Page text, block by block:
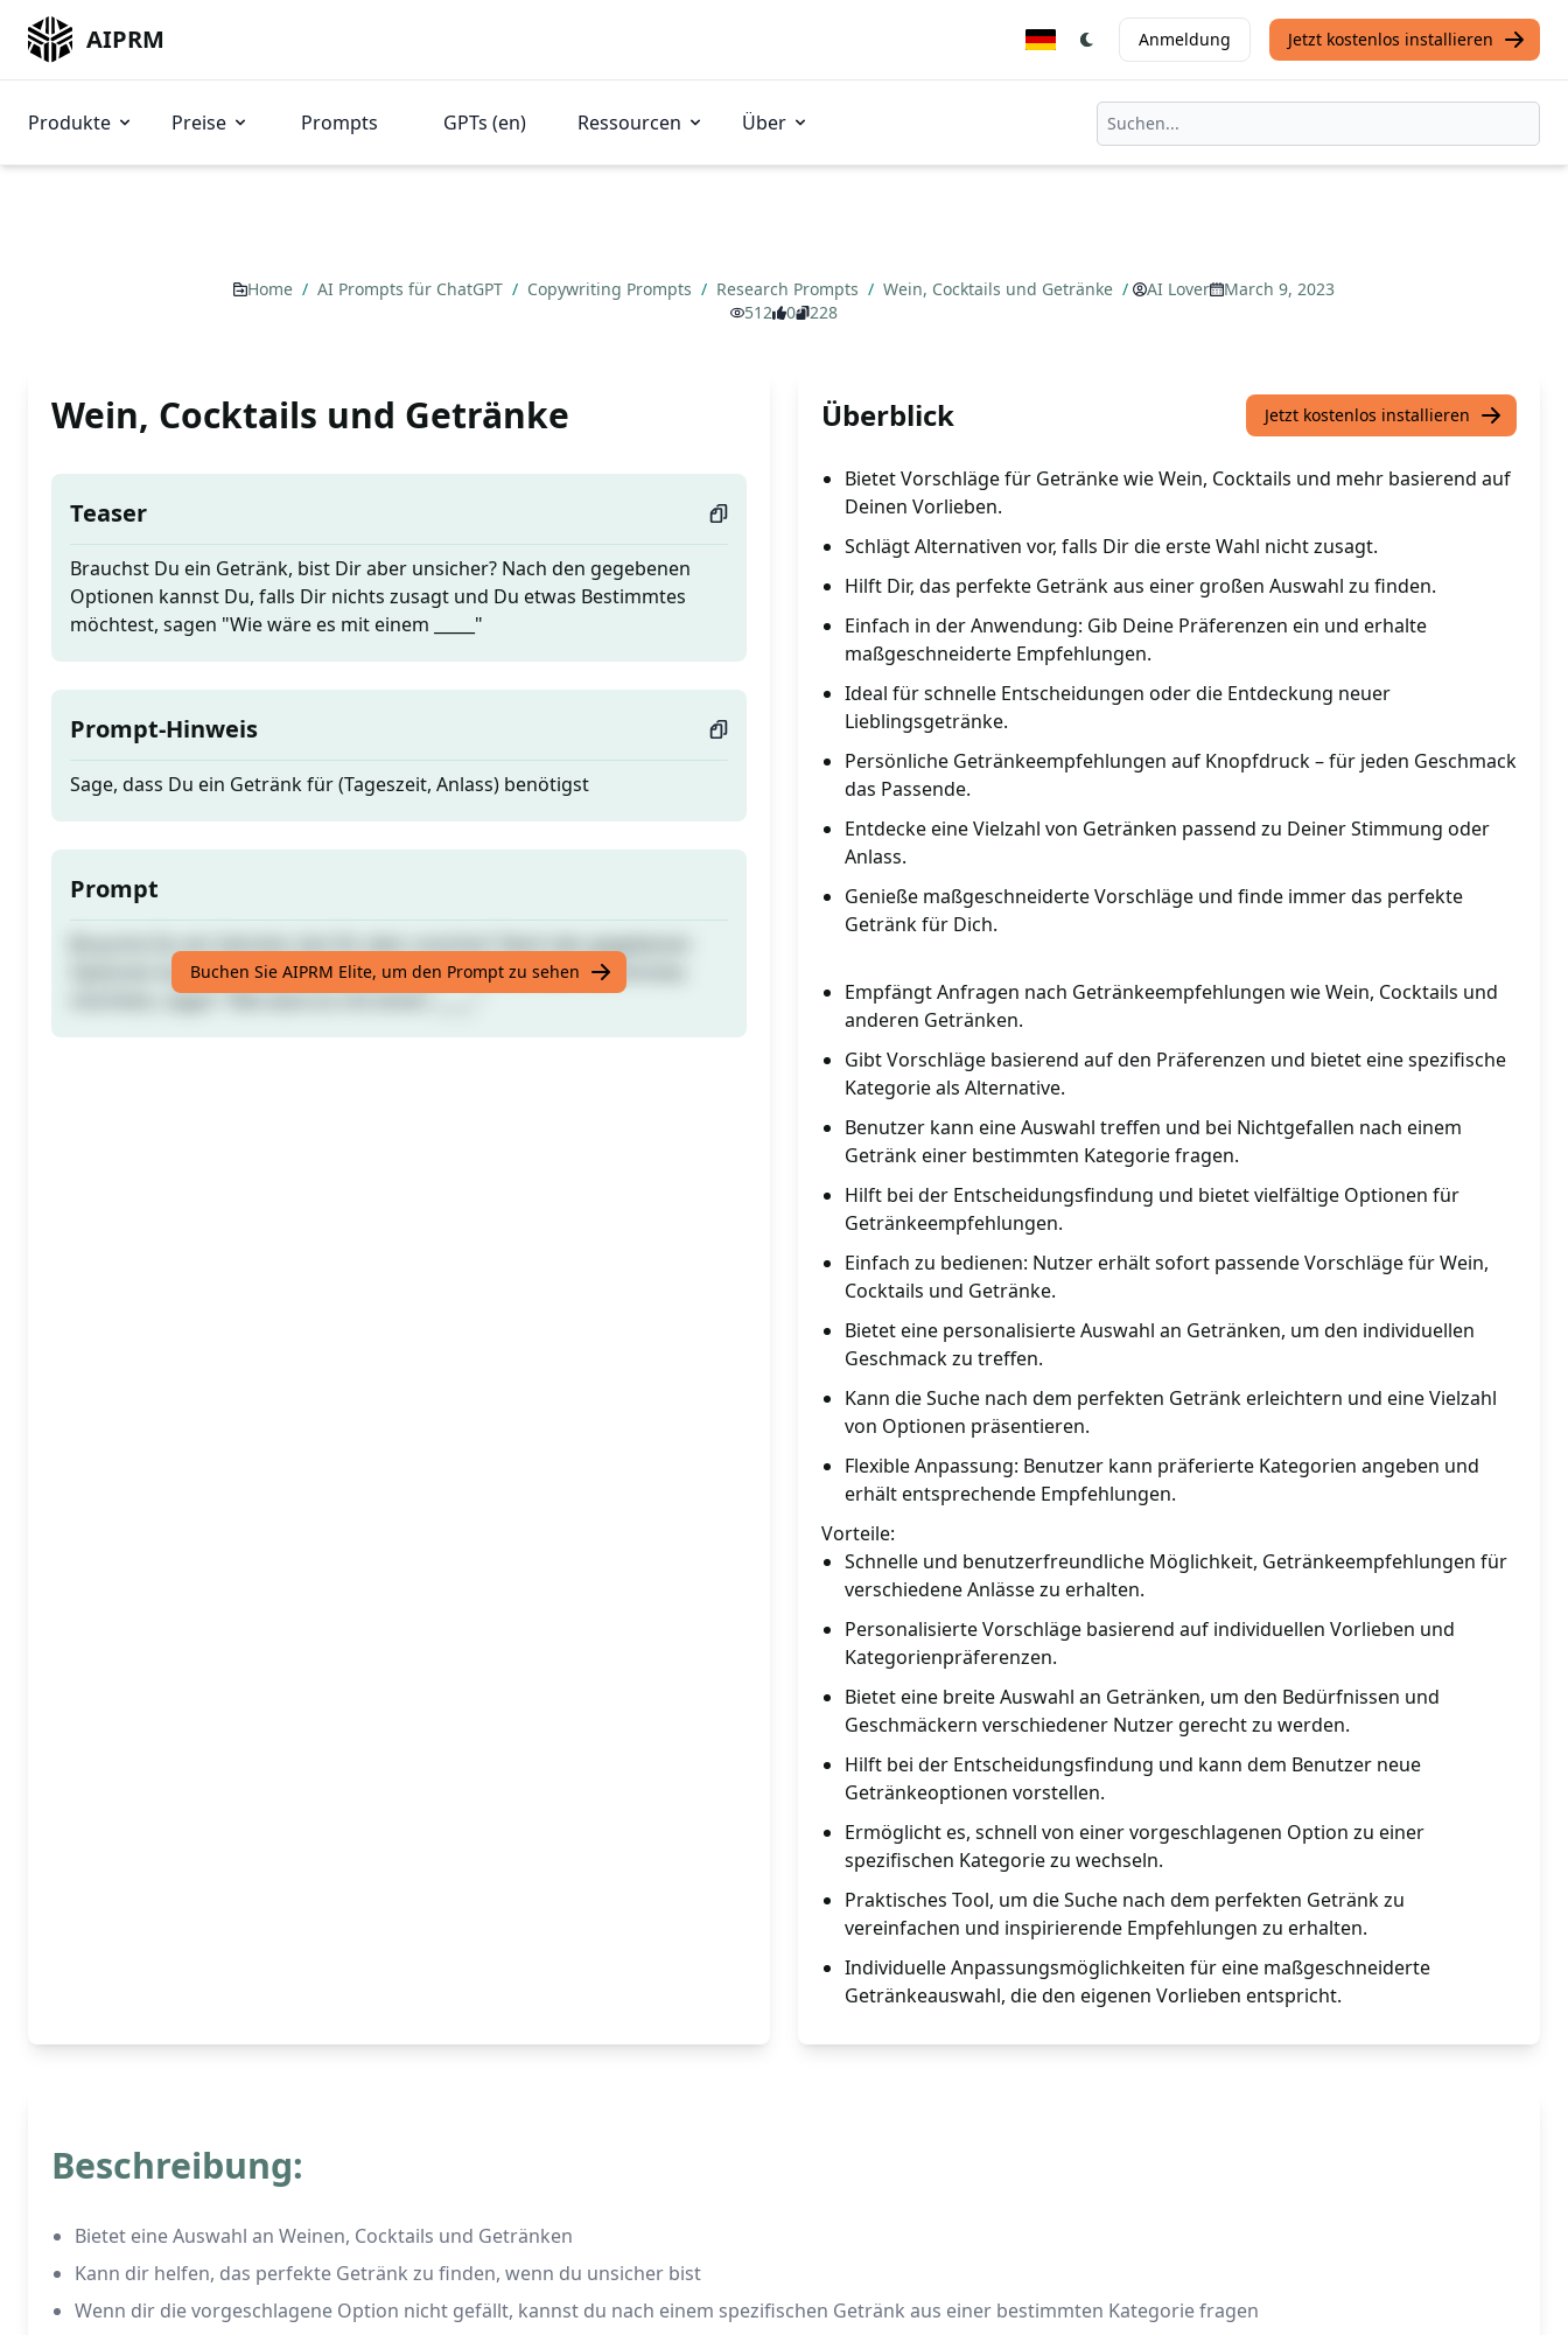
AIPRM Anmeldung Jetzt kostenlos installieren
Produkte Preise Prompts GPTs (en) Ressourcen Über
Home / AI Prompts für ChatGPT / Copywriting Prompts / Research Prompts / Wein, Cocktails und Getränke / AI Lover
March 9, 2023
512
0 228
Wein, Cocktails und Getränke
Teaser
Brauchst Du ein Getränk, bist Dir aber unsicher? Nach den gegebenen
Optionen kannst Du, falls Dir nichts zusagt und Du etwas Bestimmtes
möchtest, sagen "Wie wäre es mit einem _____"
Prompt-Hinweis
Sage, dass Du ein Getränk für (Tageszeit, Anlass) benötigst
Prompt
Optionen kannst Du, falls Dir nichts zusagt und Du etwas Bestimmtes
möchtest, sagen "Wie wäre es mit einem _____"
Buchen Sie AIPRM Elite, um den Prompt zu sehen
Überblick Jetzt kostenlos installieren
Bietet Vorschläge für Getränke wie Wein, Cocktails und mehr basierend auf
Deinen Vorlieben.
Schlägt Alternativen vor, falls Dir die erste Wahl nicht zusagt.
Hilft Dir, das perfekte Getränk aus einer großen Auswahl zu finden.
Einfach in der Anwendung: Gib Deine Präferenzen ein und erhalte
maßgeschneiderte Empfehlungen.
Ideal für schnelle Entscheidungen oder die Entdeckung neuer
Lieblingsgetränke.
Persönliche Getränkeempfehlungen auf Knopfdruck – für jeden Geschmack
das Passende.
Entdecke eine Vielzahl von Getränken passend zu Deiner Stimmung oder
Anlass.
Genieße maßgeschneiderte Vorschläge und finde immer das perfekte
Getränk für Dich.
Empfängt Anfragen nach Getränkeempfehlungen wie Wein, Cocktails und
anderen Getränken.
Gibt Vorschläge basierend auf den Präferenzen und bietet eine spezifische
Kategorie als Alternative.
Benutzer kann eine Auswahl treffen und bei Nichtgefallen nach einem
Getränk einer bestimmten Kategorie fragen.
Hilft bei der Entscheidungsfindung und bietet vielfältige Optionen für
Getränkeempfehlungen.
Einfach zu bedienen: Nutzer erhält sofort passende Vorschläge für Wein,
Cocktails und Getränke.
Bietet eine personalisierte Auswahl an Getränken, um den individuellen
Geschmack zu treffen.
Kann die Suche nach dem perfekten Getränk erleichtern und eine Vielzahl
von Optionen präsentieren.
Flexible Anpassung: Benutzer kann präferierte Kategorien angeben und
erhält entsprechende Empfehlungen.
Vorteile:
Schnelle und benutzerfreundliche Möglichkeit, Getränkeempfehlungen für
verschiedene Anlässe zu erhalten.
Personalisierte Vorschläge basierend auf individuellen Vorlieben und
Kategorienpräferenzen.
Bietet eine breite Auswahl an Getränken, um den Bedürfnissen und
Geschmäckern verschiedener Nutzer gerecht zu werden.
Hilft bei der Entscheidungsfindung und kann dem Benutzer neue
Getränkeoptionen vorstellen.
Ermöglicht es, schnell von einer vorgeschlagenen Option zu einer
spezifischen Kategorie zu wechseln.
Praktisches Tool, um die Suche nach dem perfekten Getränk zu
vereinfachen und inspirierende Empfehlungen zu erhalten.
Individuelle Anpassungsmöglichkeiten für eine maßgeschneiderte
Getränkeauswahl, die den eigenen Vorlieben entspricht.
Beschreibung:
Bietet eine Auswahl an Weinen, Cocktails und Getränken
Kann dir helfen, das perfekte Getränk zu finden, wenn du unsicher bist
Wenn dir die vorgeschlagene Option nicht gefällt, kannst du nach einem spezifischen Getränk aus einer bestimmten Kategorie fragen